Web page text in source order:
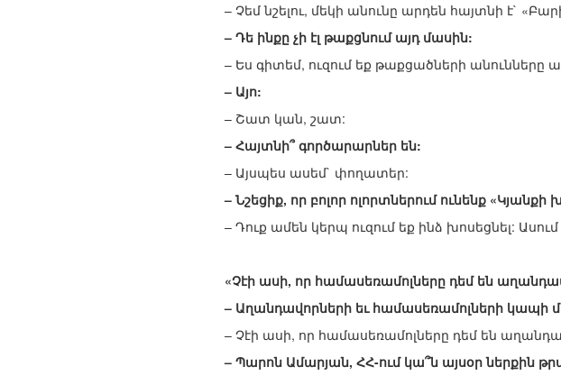
– Չեմ նշելու, մեկի անունը արդեն հայտնի է`
– Դե ինքը չի էլ թաքցնում այդ մասին:
– Ես գիտեմ, ուզում եք թաքցածների անունները
– Այո:
– Շատ կան, շատ:
– Հայտնի՞ գործարարներ են:
– Այսպես ասեմ` փողատեր:
– Նշեցիք, որ բոլոր ոլորտներում ունենք
– Դուք ամեն կերպ ուզում եք ինձ խոսեցնել:
«Չէի ասի, որ համասեռամոլները դեմ են
– Աղանդավորների եւ համասեռամոլների կապի
– Չէի ասի, որ համասեռամոլները դեմ են
– Պարոն Ամարյան, ՀՀ-ում կա՞ն այսօր ներքին